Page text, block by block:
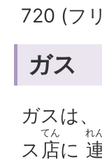
720 (フ
ガス
ガスは、
ス 店
てん
に
れ